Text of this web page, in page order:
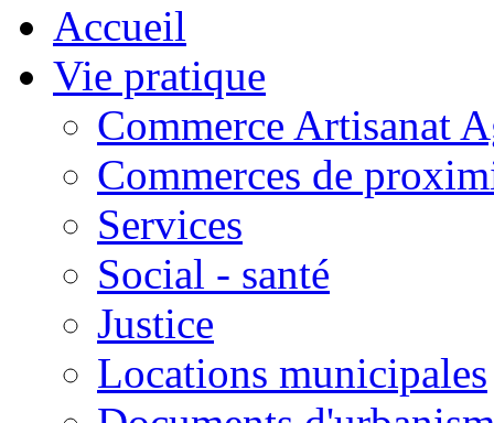
Accueil
Vie pratique
Commerce Artisanat
Commerces de
Services
Social - santé
Justice
Locations municipales